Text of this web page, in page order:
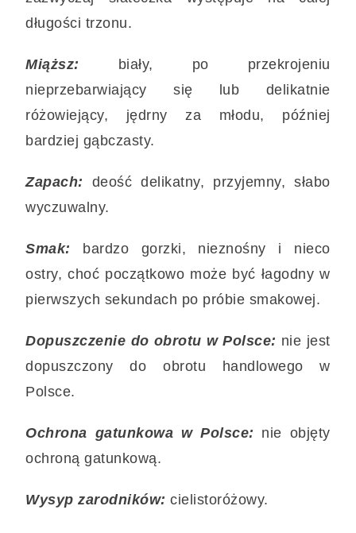
długości trzonu.
Miąższ: biały, po przekrojeniu
nieprzebarwiający się lub delikatnie
różowiejący, jędrny za młodu, później
bardziej gąbczasty.
Zapach: deość delikatny, przyjemny, słabo
wyczuwalny.
Smak: bardzo gorzki, nieznośny i nieco
ostry, choć początkowo może być łagodny w
pierwszych sekundach po próbie smakowej.
Dopuszczenie do obrotu w Polsce: nie jest
dopuszczony do obrotu handlowego w
Polsce.
Ochrona gatunkowa w Polsce: nie objęty
ochroną gatunkową.
Wysyp zarodników: cielistoróżowy.